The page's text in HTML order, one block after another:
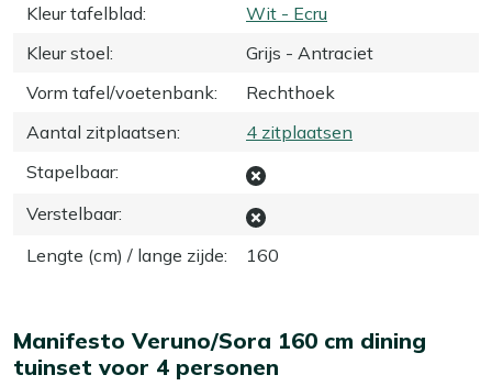
Kleur tafelblad:
Wit - Ecru
Kleur stoel:
Grijs - Antraciet
Vorm tafel/voetenbank:
Rechthoek
Aantal zitplaatsen:
4 zitplaatsen
Stapelbaar:
Verstelbaar:
Lengte (cm) / lange zijde: 160
Manifesto Veruno/Sora 160 cm dining
tuinset voor 4 personen